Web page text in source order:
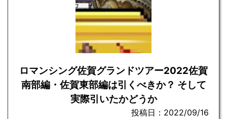
ロマンシング佐賀グランドツアー2022佐賀
南部編・佐賀東部編は引くべきか？ そして
実際引いたかどうか
投稿日：2022/09/16